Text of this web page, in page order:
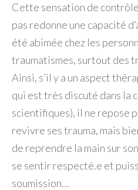
Cette sensation de
pas redonne une capacité
été abimée chez les
traumatismes, surtout des
Ainsi, s’il y a un aspect
qui est très discuté dans la
scientifiques), il ne repose
revivre ses trauma, mais
de reprendre la main sur
se sentir respecté.e et
soumission…